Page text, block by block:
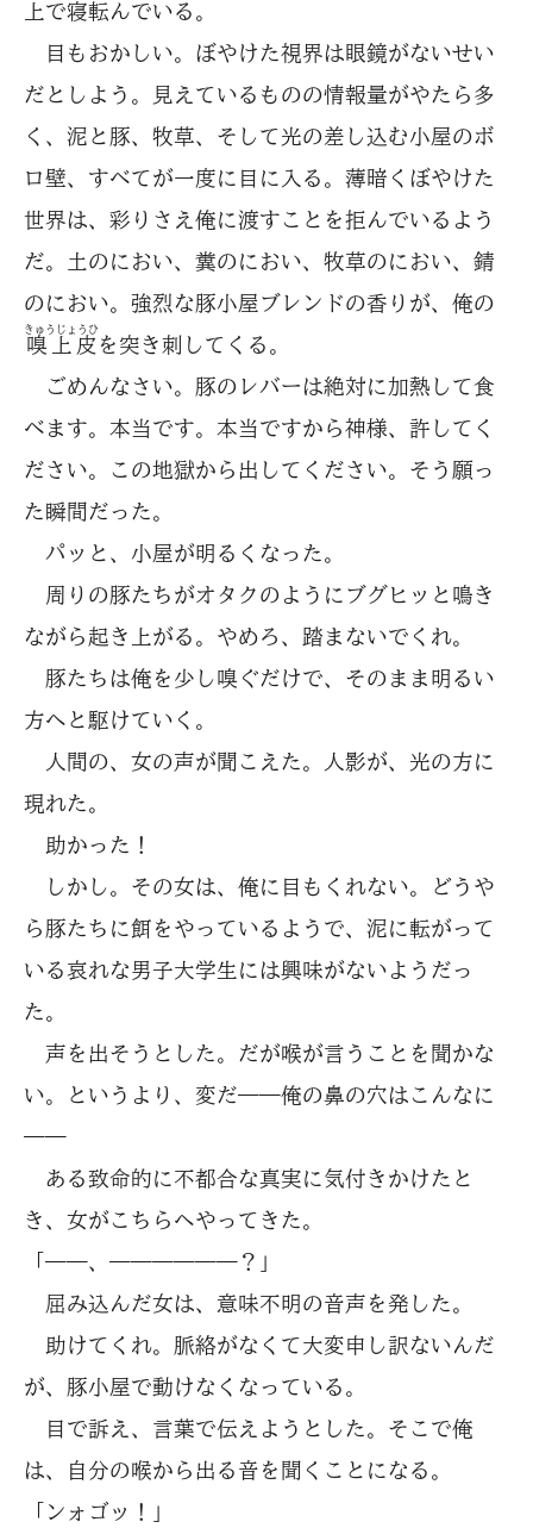
上で寝転んでいる。
目もおかしい。ぼやけた視界は眼鏡がないせい
だとしよう。見えているものの情報量がやたら多
く、泥と豚、牧草、そして光の差し込む小屋のボ
ロ壁、すべてが一度に目に入る。薄暗くぼやけた
世界は、彩りさえ俺に渡すことを拒んでいるよう
だ。土のにおい、糞のにおい、牧草のにおい、錆
のにおい。強烈な豚小屋ブレンドの香りが、俺の
嗅上皮
きゅうじょうひ
を突き刺してくる。
ごめんなさい。豚のレバーは絶対に加熱して食
べます。本当です。本当ですから神様、許してく
ださい。この地獄から出してください。そう願っ
た瞬間だった。
パッと、小屋が明るくなった。
周りの豚たちがオタクのようにブグヒッと鳴き
ながら起き上がる。やめろ、踏まないでくれ。
豚たちは俺を少し嗅ぐだけで、そのまま明るい
方へと駆けていく。
人間の、女の声が聞こえた。人影が、光の方に
現れた。
助かった！
しかし。その女は、俺に目もくれない。どうや
ら豚たちに餌をやっているようで、泥に転がって
いる哀れな男子大学生には興味がないようだっ
た。
声を出そうとした。だが喉が言うことを聞かな
い。というより、変だ――俺の鼻の穴はこんなに
――
ある致命的に不都合な真実に気付きかけたと
き、女がこちらへやってきた。
「――、――――――？」
屈み込んだ女は、意味不明の音声を発した。
助けてくれ。脈絡がなくて大変申し訳ないんだ
が、豚小屋で動けなくなっている。
目で訴え、言葉で伝えようとした。そこで俺
は、自分の喉から出る音を聞くことになる。
「ンォゴッ！」